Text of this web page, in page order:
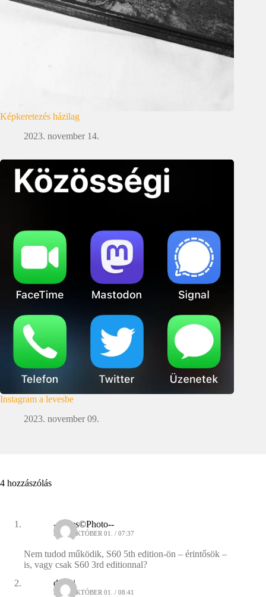
Képkeretezés házilag
2023. november 14.
Instagram a levesbe
2023. november 09.
4 hozzászólás
--Fejes©Photo--
2010. OKTÓBER 01. / 07:37
Nem tudod működik, S60 5th edition-ön – érintősök –
is, vagy csak S60 3rd editionnal?
dincsi
2010. OKTÓBER 01. / 08:41